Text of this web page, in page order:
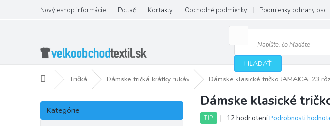
obsah
Nový eshop informácie Potlač Kontakty Obchodné podmienky Podmienky ochrany
HĽADAŤ
DomovTričká Dámske tričká krátky rukáv Dámske klasické tričko JAMAICA, 23
B
č
Preskočiť
kategórie
Kategórie
Dámske klasické
TIP
Priemerné
12 hodnotení Podrobnosti